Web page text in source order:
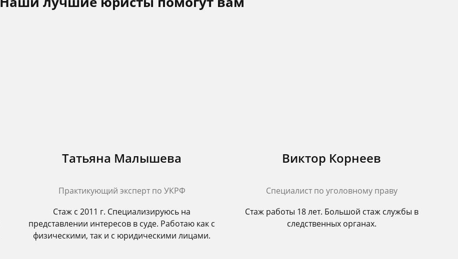
Татьяна Малышева
Практикующий эксперт по УКРФ
Стаж с 2011 г. Специализируюсь на
представлении интересов в суде. Работаю как с
физическими, так и с юридическими лицами.
Виктор Корнеев
Cпециалист по уголовному праву
Стаж работы 18 лет. Большой стаж службы в
следственных органах.